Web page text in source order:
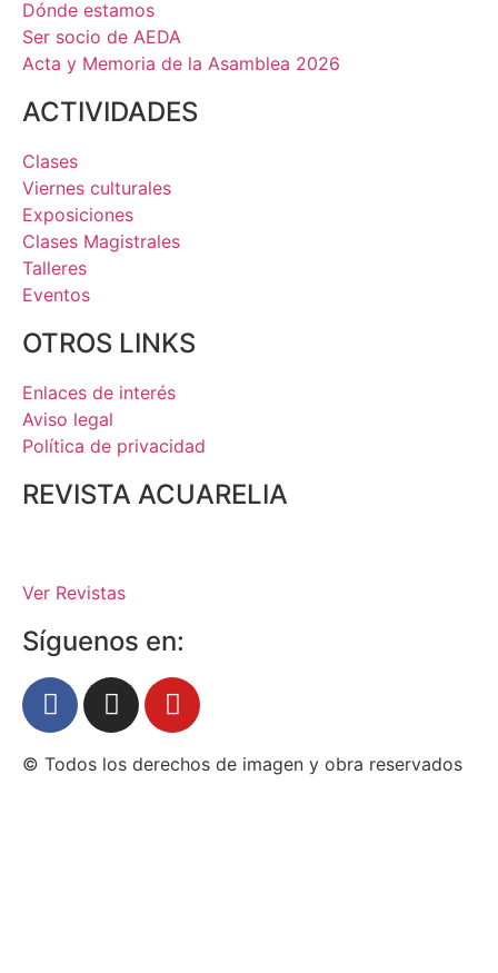
Dónde estamos
Ser socio de AEDA
Acta y Memoria de la Asamblea 2026
ACTIVIDADES
Clases
Viernes culturales
Exposiciones
Clases Magistrales
Talleres
Eventos
OTROS LINKS
Enlaces de interés
Aviso legal
Política de privacidad
REVISTA ACUARELIA
Ver Revistas
Síguenos en:
© Todos los derechos de imagen y obra reservados